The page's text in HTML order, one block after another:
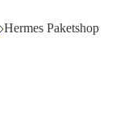
Hermes Paketshop